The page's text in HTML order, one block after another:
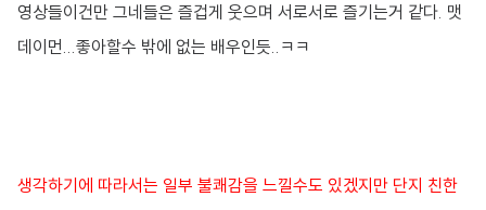
영상들이건만 그네들은 즐겁게 웃으며 서로서로 즐기는거 같다. 맷
데이먼...좋아할수 밖에 없는 배우인듯..ㅋㅋ
생각하기에 따라서는 일부 불쾌감을 느낄수도 있겠지만 단지 친한